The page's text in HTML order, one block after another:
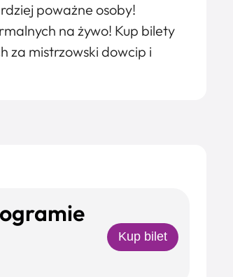
poważne osoby!
na żywo! Kup bilety
za mistrzowski dowcip i
Kup bilet